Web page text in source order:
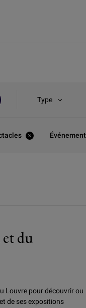
Type
du
Louvre pourdécouvrir ou
de ses expositions